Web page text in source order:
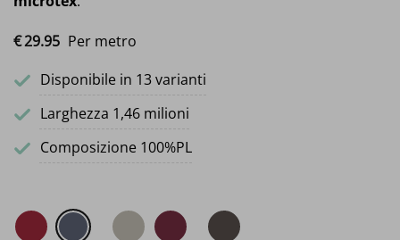
€29.95 Per metro
Disponibile in 13 varianti
Larghezza 1,46 milioni
Composizione 100%PL